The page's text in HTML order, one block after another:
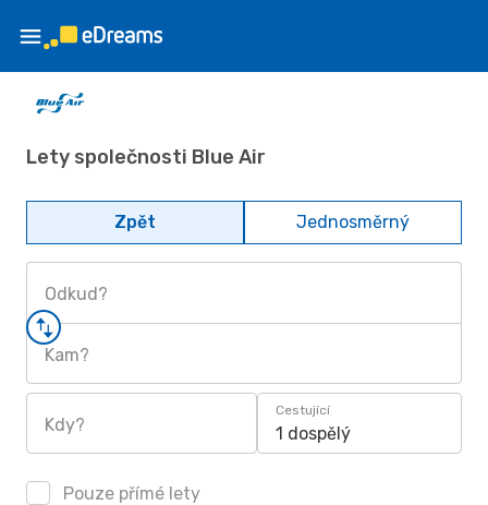
Lety společnosti Blue Air
Zpět Jednosměrný
Odkud?
Kam?
Kdy?
Cestující
1 dospělý
Pouze přímé lety